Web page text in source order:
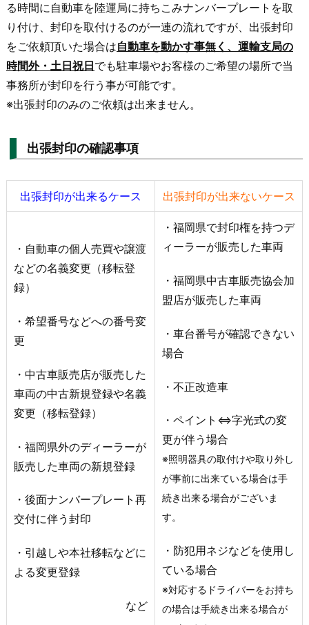
る時間に自動車を陸運局に持ちこみナンバープレートを取
り付け、封印を取付けるのが一連の流れですが、出張封印
をご依頼頂いた場合は自動車を動かす事無く、運輸支局の
時間外・土日祝日でも駐車場やお客様のご希望の場所で当
事務所が封印を行う事が可能です。
※出張封印のみのご依頼は出来ません。
出張封印の確認事項
出張封印が出来るケース 出張封印が出来ないケース
・自動車の個人売買や譲渡
などの名義変更（移転登
録）
・希望番号などへの番号変
更
・中古車販売店が販売した
車両の中古新規登録や名義
変更（移転登録）
・福岡県外のディーラーが
販売した車両の新規登録
・後面ナンバープレート再
交付に伴う封印
・引越しや本社移転などに
よる変更登録
など
・福岡県で封印権を持つデ
ィーラーが販売した車両
・福岡県中古車販売協会加
盟店が販売した車両
・車台番号が確認できない
場合
・不正改造車
・ペイント⇔字光式の変
更が伴う場合
※照明器具の取付けや取り外し
が事前に出来ている場合は手
続き出来る場合がございま
す。
・防犯用ネジなどを使用し
ている場合
※対応するドライバーをお持ち
の場合は手続き出来る場合が